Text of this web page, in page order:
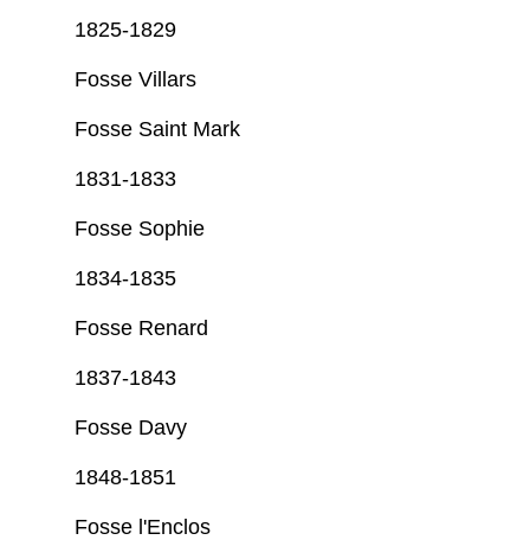
1825-1829
Fosse Villars
Fosse Saint Mark
1831-1833
Fosse Sophie
1834-1835
Fosse Renard
1837-1843
Fosse Davy
1848-1851
Fosse l'Enclos